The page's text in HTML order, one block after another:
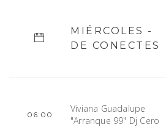
MIÉRCOLES -
DE CONECTES
06:00
Viviana Guadalupe
"Arranque 99" Dj Cero